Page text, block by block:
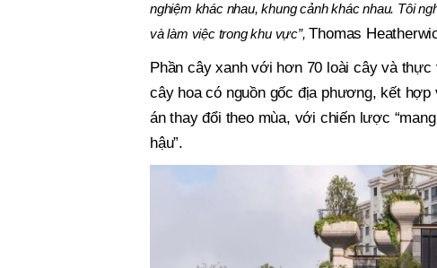
nghiệm khác nhau, khung cảnh khác nhau. Tôi
và làm việc trong khu vực”,Thomas
Phần cây xanh với hơn 70 loài cây và
cây hoa có nguồn gốc địa phương, kết
án thay đổi theo mùa, với chiến lược
hậu”.